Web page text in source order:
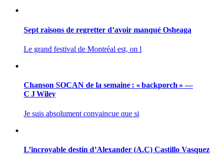
Sept raisons de regretter d’avoir manqué Osheaga
Le grand festival de Montréal est, on l
Chanson SOCAN de la semaine : « backporch » —
C J Wiley
Je suis absolument convaincue que si
L’incroyable destin d’Alexander (A.C) Castillo Vasquez